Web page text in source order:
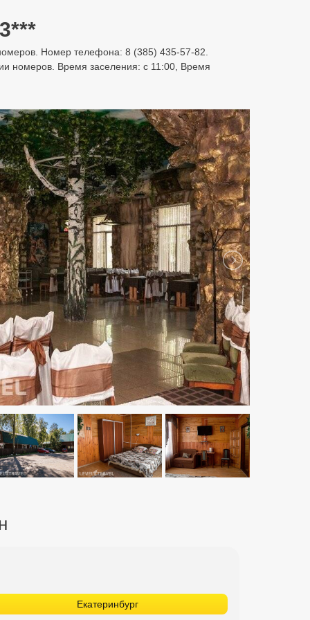
Номер телефона: 8 (385) 435-57-82.
номеров. Время заселения: с 11:00, Время
Екатеринбург